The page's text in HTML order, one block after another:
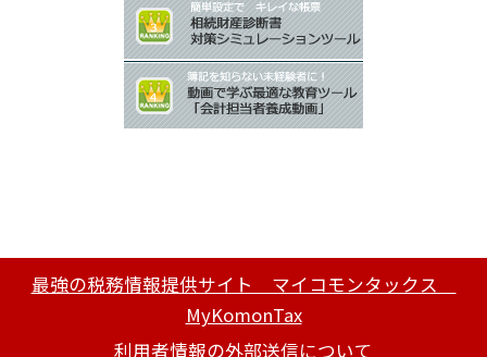
最強の税務情報提供サイト マイコモンタックス
MyKomonTax
利用者情報の外部送信について